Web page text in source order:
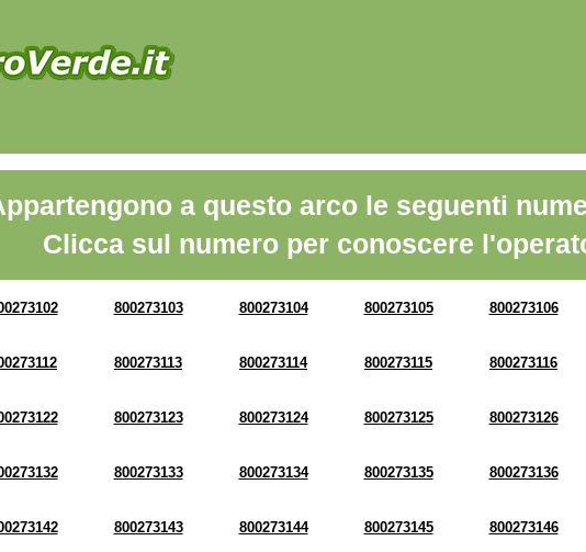
a questo arco le seguenti
Clicca sul numero per conoscere
800273103 800273104 800273105 800273106
800273113 800273114 800273115 800273116
800273123 800273124 800273125 800273126
800273133 800273134 800273135 800273136
800273143 800273144 800273145 800273146